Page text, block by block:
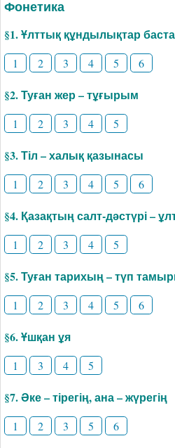
Фонетика
§1. Ұлттық құндылықтар
1 2 3 4 5 6
§2. Туған жер – тұғырым
1 2 3 4 5
§3. Тіл – халық қазынасы
1 2 3 4 5 6
§4. Қазақтың салт-дәстүрі –
1 2 3 4 5
§5. Туған тарихың – түп
1 2 3 4 5 6
§6. Ұшқан ұя
1 3 4 5
§7. Әке – тірегің, ана – жүрегің
1 2 3 5 6